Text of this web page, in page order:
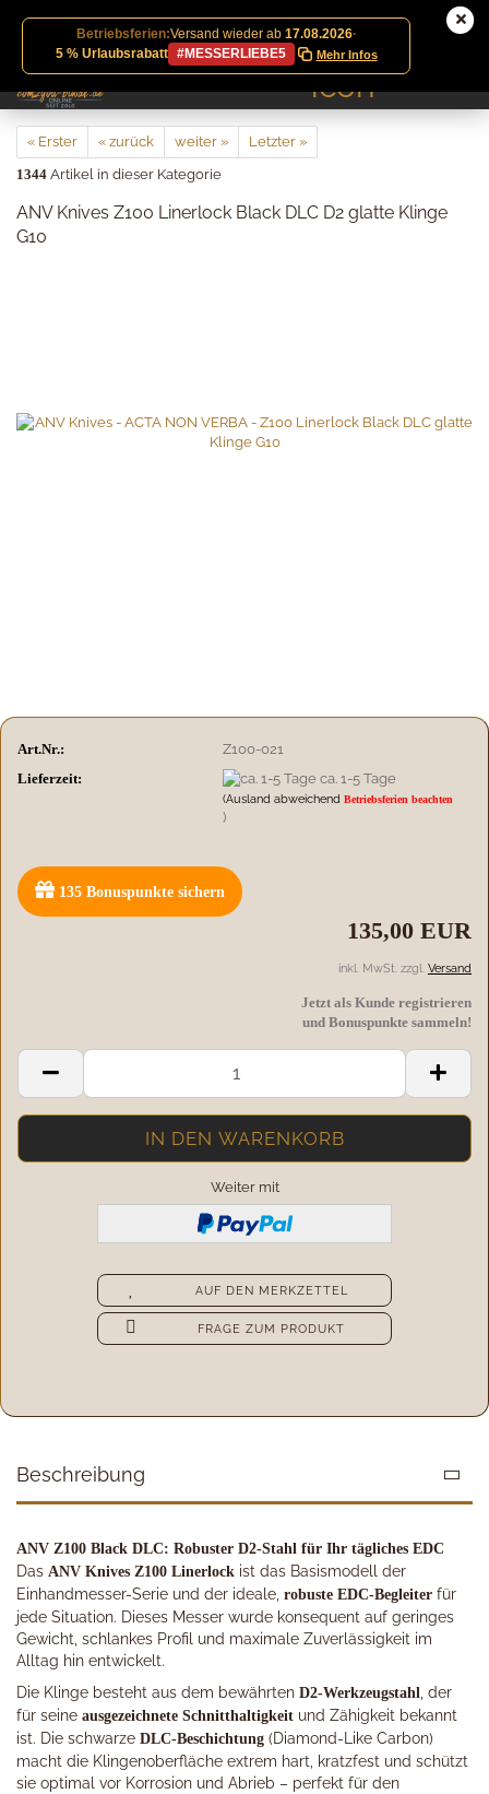
Betriebsferien:Versand wieder ab 17.08.2026·
5 % Urlaubsrabatt
#MESSERLIEBE5 Mehr Infos
« Erster « zurück weiter »
Letzter »
1344 Artikel in dieser Kategorie
ANV Knives Z100 Linerlock Black DLC D2 glatte Klinge
G10
Art.Nr.:
Z100-021
Lieferzeit:
ca. 1-5 Tage
(Ausland abweichendBetriebsferien beachten
)
135 Bonuspunkte sichern
135,00 EUR
inkl. MwSt. zzgl. Versand
Jetzt als Kunde registrieren
und Bonuspunkte sammeln!
Weiter mit
AUF DEN MERKZETTEL
FRAGE ZUM PRODUKT
Beschreibung
ANV Z100 Black DLC: Robuster D2-Stahl für Ihr tägliches EDC
Das ANV Knives Z100 Linerlock ist das Basismodell der
Einhandmesser-Serie und der ideale, robuste EDC-Begleiter für
jede Situation. Dieses Messer wurde konsequent auf geringes
Gewicht, schlankes Profil und maximale Zuverlässigkeit im
Alltag hin entwickelt.
Die Klinge besteht aus dem bewährten D2-Werkzeugstahl , der
für seine ausgezeichnete Schnitthaltigkeit und Zähigkeit bekannt
ist. Die schwarze DLC-Beschichtung (Diamond-Like Carbon)
macht die Klingenoberfläche extrem hart, kratzfest und schützt
sie optimal vor Korrosion und Abrieb – perfekt für den